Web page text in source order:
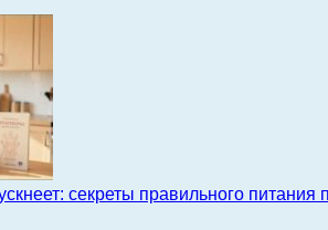
секреты правильного питания